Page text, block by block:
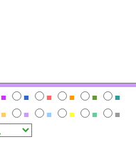
■ ■ ■ ■ ■
■
■ ■ ■ ■ ■
■